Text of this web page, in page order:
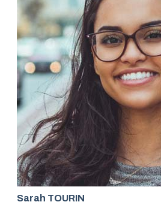
Sarah TOURIN